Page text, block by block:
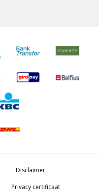
Disclaimer
Privacy certificaat